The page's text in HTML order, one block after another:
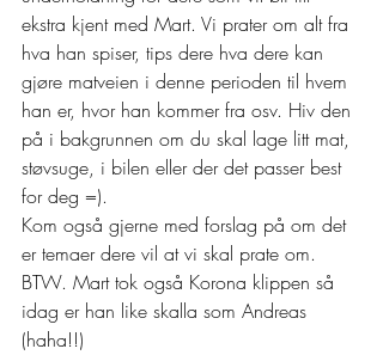
ekstra kjent med Mart. Vi prater om alt fra
hva han spiser, tips dere hva dere kan
gjøre matveien i denne perioden til hvem
han er, hvor han kommer fra osv. Hiv den
på i bakgrunnen om du skal lage litt mat,
støvsuge, i bilen eller der det passer best
for deg =).
Kom også gjerne med forslag på om det
er temaer dere vil at vi skal prate om.
BTW. Mart tok også Korona klippen så
idag er han like skalla som Andreas
(haha!!)